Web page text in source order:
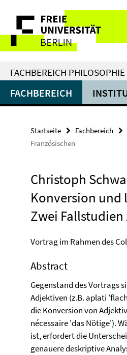
direkt
Inhalt
Service-
Navigation
FACHBEREICH
FACHBEREICH
Startseite Fachbereich
Französischen
Christoph
Konversion und
Zwei Fallstudien
Vortrag im Rahmen des
Abstract
Gegenstand des Vortrags
Adjektiven (z.B. aplati
die Konversion von
nécessaire 'das Nötige').
ist, erfordert die
genauere deskriptive